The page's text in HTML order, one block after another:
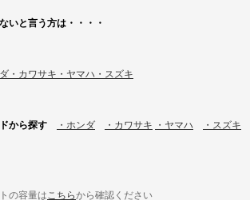
いと言う方は・・・・
ダ・カワサキ・ヤマハ・スズキ
から探す ・ホンダ ・カワサキ ・ヤマハ ・スズキ
の容量はこちらから確認ください